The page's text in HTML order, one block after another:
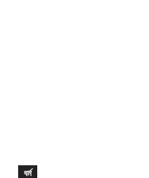
ধর্ম